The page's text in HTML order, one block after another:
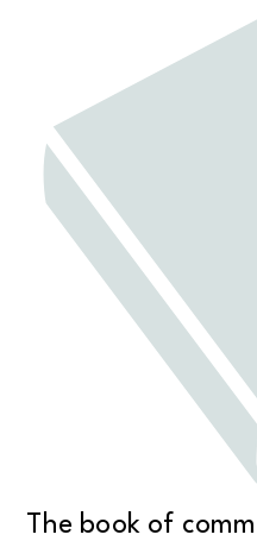
The book of